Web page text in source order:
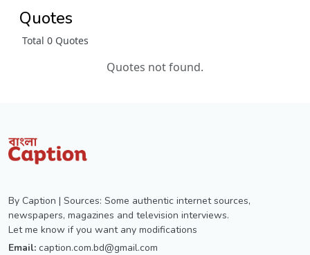
Quotes
Total 0 Quotes
Quotes not found.
By Caption | Sources: Some authentic internet sources,
newspapers, magazines and television interviews.
Let me know if you want any modifications
Email: caption.com.bd@gmail.com